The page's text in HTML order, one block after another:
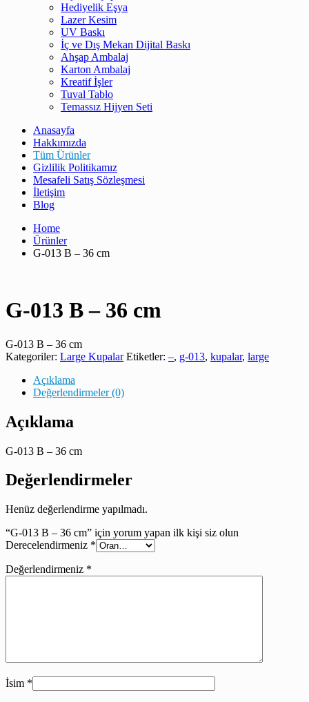
Hediyelik Eşya
Lazer Kesim
UV Baskı
İç ve Dış Mekan Dijital Baskı
Ahşap Ambalaj
Karton Ambalaj
Kreatif İşler
Tuval Tablo
Temassız Hijyen Seti
Anasayfa
Hakkımızda
Tüm Ürünler
Gizlilik Politikamız
Mesafeli Satış Sözleşmesi
İletişim
Blog
Home
Ürünler
G-013 B – 36 cm
G-013 B – 36 cm
G-013 B – 36 cm
Kategoriler: Large Kupalar Etiketler: –, g-013, kupalar, large
Açıklama
Değerlendirmeler (0)
Açıklama
G-013 B – 36 cm
Değerlendirmeler
Henüz değerlendirme yapılmadı.
“G-013 B – 36 cm” için yorum yapan ilk kişi siz olun
Derecelendirmeniz *
Değerlendirmeniz *
İsim *